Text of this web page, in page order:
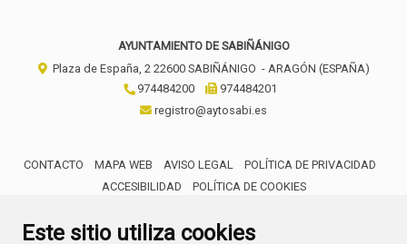
Este sitio utiliza cookies
AYUNTAMIENTO DE SABIÑÁNIGO
Plaza de España, 2 22600 SABIÑÁNIGO - ARAGÓN (ESPAÑA)
974484200
974484201
registro@aytosabi.es
CONTACTO MAPA WEB AVISO LEGAL
POLÍTICA DE PRIVACIDAD
ACCESIBILIDAD
POLÍTICA DE COOKIES